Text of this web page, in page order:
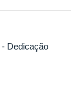
- Dedicação